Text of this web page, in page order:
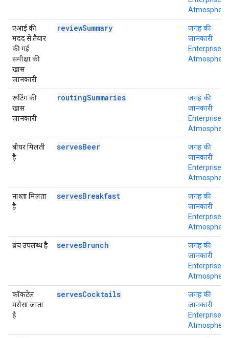
Atmosphere
एआई की
मदद से तैयार
की गई
समीक्षा की
खास
जानकारी
reviewSummary
जगह की
जानकारी
Enterprise +
Atmosphere
रूटिंग की
खास
जानकारी
routingSummaries
जगह की
जानकारी
Enterprise +
Atmosphere
बीयर मिलती
है
servesBeer
जगह की
जानकारी
Enterprise +
Atmosphere
नाश्ता मिलता
है
servesBreakfast
जगह की
जानकारी
Enterprise +
Atmosphere
ब्रंच उपलब्ध है servesBrunch
जगह की
जानकारी
Enterprise +
Atmosphere
कॉकटेल
परोसा जाता
है
servesCocktails
जगह की
जानकारी
Enterprise +
Atmosphere